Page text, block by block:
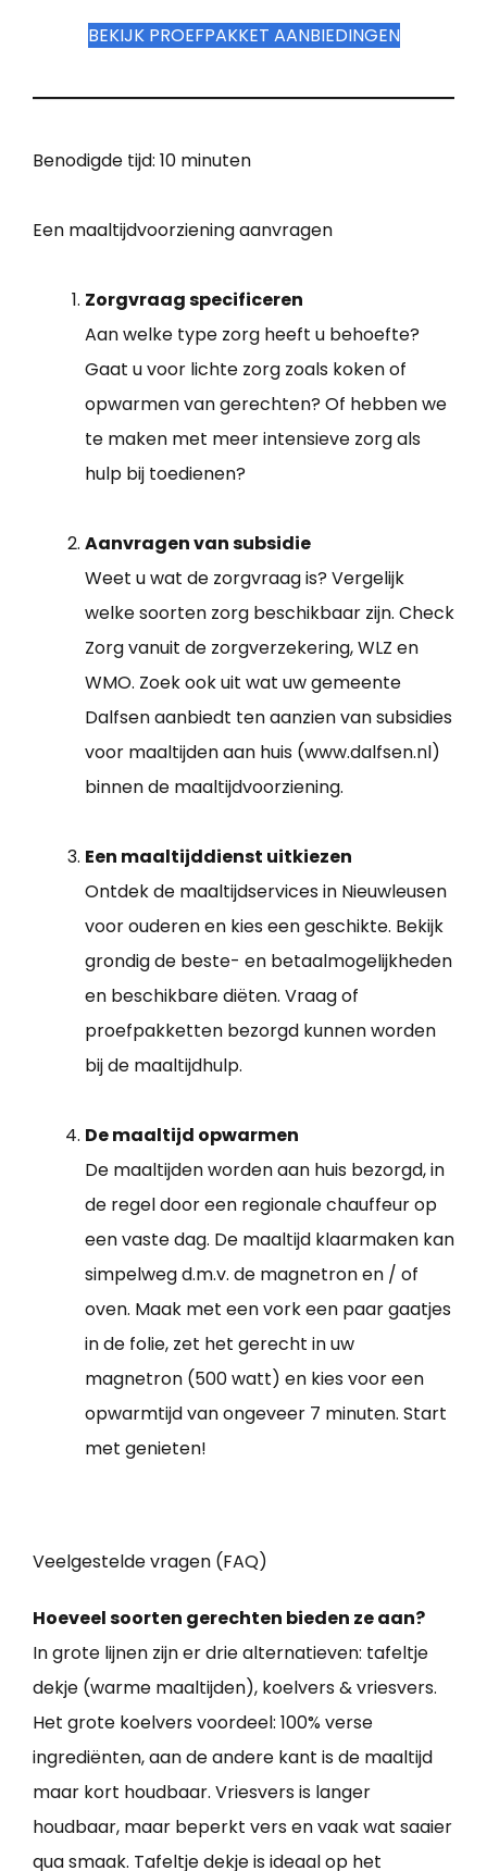
BEKIJK PROEFPAKKET AANBIEDINGEN
Benodigde tijd: 10 minuten
Een maaltijdvoorziening aanvragen
Zorgvraag specificeren
Aan welke type zorg heeft u behoefte?
Gaat u voor lichte zorg zoals koken of
opwarmen van gerechten? Of hebben we
te maken met meer intensieve zorg als
hulp bij toedienen?
Aanvragen van subsidie
Weet u wat de zorgvraag is? Vergelijk
welke soorten zorg beschikbaar zijn. Check
Zorg vanuit de zorgverzekering, WLZ en
WMO. Zoek ook uit wat uw gemeente
Dalfsen aanbiedt ten aanzien van subsidies
voor maaltijden aan huis (www.dalfsen.nl)
binnen de maaltijdvoorziening.
Een maaltijddienst uitkiezen
Ontdek de maaltijdservices in Nieuwleusen
voor ouderen en kies een geschikte. Bekijk
grondig de beste- en betaalmogelijkheden
en beschikbare diëten. Vraag of
proefpakketten bezorgd kunnen worden
bij de maaltijdhulp.
De maaltijd opwarmen
De maaltijden worden aan huis bezorgd, in
de regel door een regionale chauffeur op
een vaste dag. De maaltijd klaarmaken kan
simpelweg d.m.v. de magnetron en / of
oven. Maak met een vork een paar gaatjes
in de folie, zet het gerecht in uw
magnetron (500 watt) en kies voor een
opwarmtijd van ongeveer 7 minuten. Start
met genieten!
Veelgestelde vragen (FAQ)
Hoeveel soorten gerechten bieden ze aan?
In grote lijnen zijn er drie alternatieven: tafeltje
dekje (warme maaltijden), koelvers & vriesvers.
Het grote koelvers voordeel: 100% verse
ingrediënten, aan de andere kant is de maaltijd
maar kort houdbaar. Vriesvers is langer
houdbaar, maar beperkt vers en vaak wat saaier
qua smaak. Tafeltje dekje is ideaal op het